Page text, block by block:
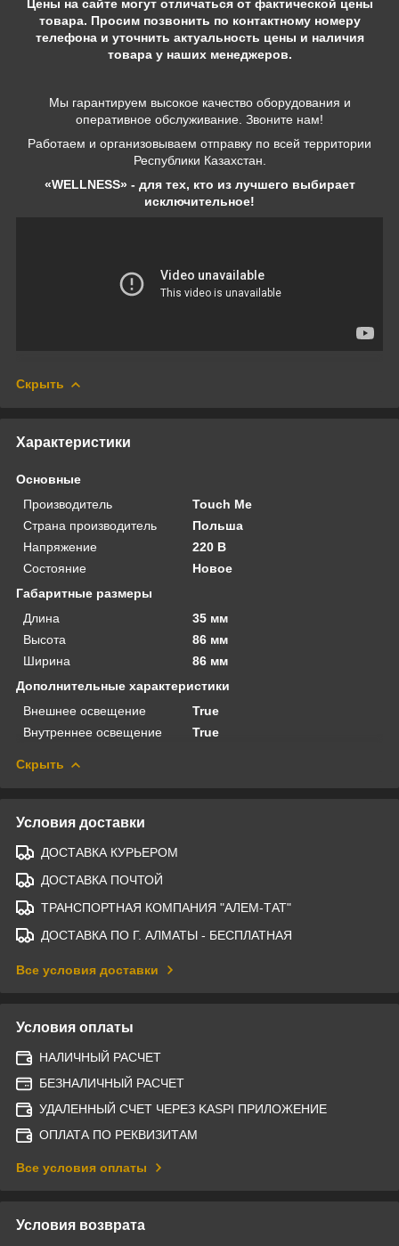
Цены на сайте могут отличаться от фактической цены
товара. Просим позвонить по контактному номеру
телефона и уточнить актуальность цены и наличия
товара у наших менеджеров.
Мы гарантируем высокое качество оборудования и
оперативное обслуживание. Звоните нам!
Работаем и организовываем отправку по всей территории
Республики Казахстан.
«WELLNESS» - для тех, кто из лучшего выбирает
исключительное!
Скрыть
Характеристики
Основные
Производитель
Touch Me
Страна производитель
Польша
Напряжение
220 В
Состояние
Новое
Габаритные размеры
Длина
35 мм
Высота
86 мм
Ширина
86 мм
Дополнительные характеристики
Внешнее освещение
True
Внутреннее освещение
True
Скрыть
Условия доставки
ДОСТАВКА КУРЬЕРОМ
ДОСТАВКА ПОЧТОЙ
ТРАНСПОРТНАЯ КОМПАНИЯ "АЛЕМ-ТАТ"
ДОСТАВКА ПО Г. АЛМАТЫ - БЕСПЛАТНАЯ
Все условия доставки
Условия оплаты
НАЛИЧНЫЙ РАСЧЕТ
БЕЗНАЛИЧНЫЙ РАСЧЕТ
УДАЛЕННЫЙ СЧЕТ ЧЕРЕЗ KASPI ПРИЛОЖЕНИЕ
ОПЛАТА ПО РЕКВИЗИТАМ
Все условия оплаты
Условия возврата